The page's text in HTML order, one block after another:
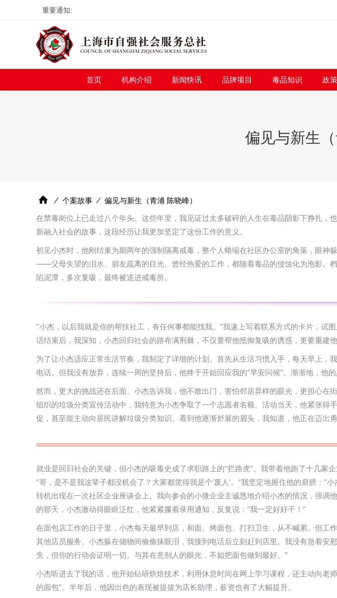
重要通知:
首页 机构介绍 新闻快讯 品牌项目 毒品知识 政
偏见与新生（
⁄ 个案故事 ⁄ 偏见与新生（青浦 陈晓峰）
在禁毒岗位上已走过八个年头。这些年里，我见证过太多破碎的人生在毒品阴影下挣扎
新融入社会的故事，这段经历让我更加坚定了这份工作的意义。
初见小杰时，他刚结束为期两年的强制隔离戒毒，整个人蜷缩在社区办公室的角落，眼
——父母失望的泪水、朋友疏离的目光、曾经热爱的工作，都随着毒品的侵蚀化为泡影。
陷泥潭，多次复吸，最终被送进戒毒所。
“小杰，以后我就是你的帮扶社工，有任何事都能找我。”我递上写着联系方式的卡片，试
话结束后，我深知，小杰回归社会的路布满荆棘，不仅要帮他抵御复吸的诱惑，更要重建他
为了让小杰适应正常生活节奏，我制定了详细的计划。首先从生活习惯入手，每天早上
电话。但我没有放弃，连续一周的坚持后，他终于开始回应我的“早安问候”。渐渐地，他
然而，更大的挑战还在后面。小杰告诉我，他不敢出门，害怕邻居异样的眼光，更担心
组织的垃圾分类宣传活动中，我特意为小杰争取了一个志愿者名额。活动当天，他紧张
促，甚至能主动向居民讲解垃圾分类知识。看到他逐渐舒展的眉头，我知道，他正在迈出勇
就业是回归社会的关键，但小杰的吸毒史成了求职路上的“拦路虎”。我带着他跑了十几家
“哥，是不是我这辈子都没机会了？大家都觉得我是个‘废人’。”我坚定地握住他的肩膀：
转机出现在一次社区企业座谈会上。我向参会的小微企业主诚恳地介绍小杰的情况，强
的那天，小杰激动得眼眶泛红，他紧紧攥着录用通知，反复说：“我一定好好干！”
在面包店工作的日子里，小杰每天最早到店，和面、烤面包、打扫卫生，从不喊累。但
其他店员服务。小杰躲在储物间偷偷抹眼泪，我接到电话后立刻赶到店里。我没有急着
失，但你的行动会证明一切。与其在意别人的眼光，不如把面包做到最好。”
小杰听进去了我的话，他开始钻研烘焙技术，利用休息时间在网上学习课程，还主动向
的面包”。半年后，他因出色的表现被提拔为店长助理，薪资也有了大幅提升。
首页 机构介绍 新闻快讯 品牌项目 毒品知